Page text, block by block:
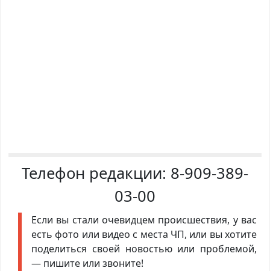
Телефон редакции: 8-909-389-
03-00
Если вы стали очевидцем происшествия, у вас
есть фото или видео с места ЧП, или вы хотите
поделиться своей новостью или проблемой,
— пишите или звоните!